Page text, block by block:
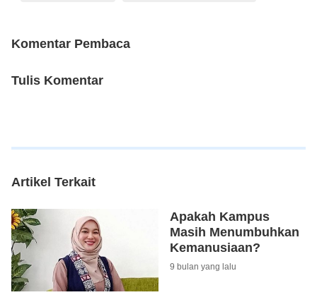
Komentar Pembaca
Tulis Komentar
Artikel Terkait
Apakah Kampus
Masih Menumbuhkan
Kemanusiaan?
9 bulan yang lalu